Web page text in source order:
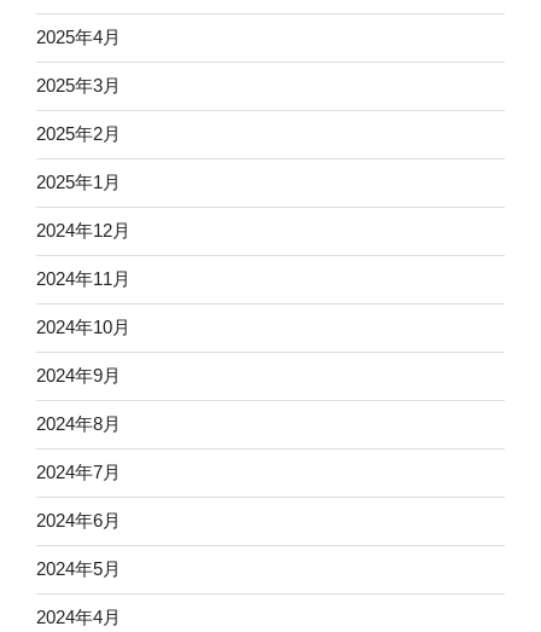
2025年4月
2025年3月
2025年2月
2025年1月
2024年12月
2024年11月
2024年10月
2024年9月
2024年8月
2024年7月
2024年6月
2024年5月
2024年4月